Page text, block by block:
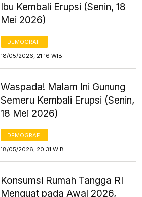
Ibu Kembali Erupsi (Senin, 18
Mei 2026)
DEMOGRAFI
18/05/2026, 21:16 WIB
Waspada! Malam Ini Gunung
Semeru Kembali Erupsi (Senin,
18 Mei 2026)
DEMOGRAFI
18/05/2026, 20:31 WIB
Konsumsi Rumah Tangga RI
Menguat pada Awal 2026,